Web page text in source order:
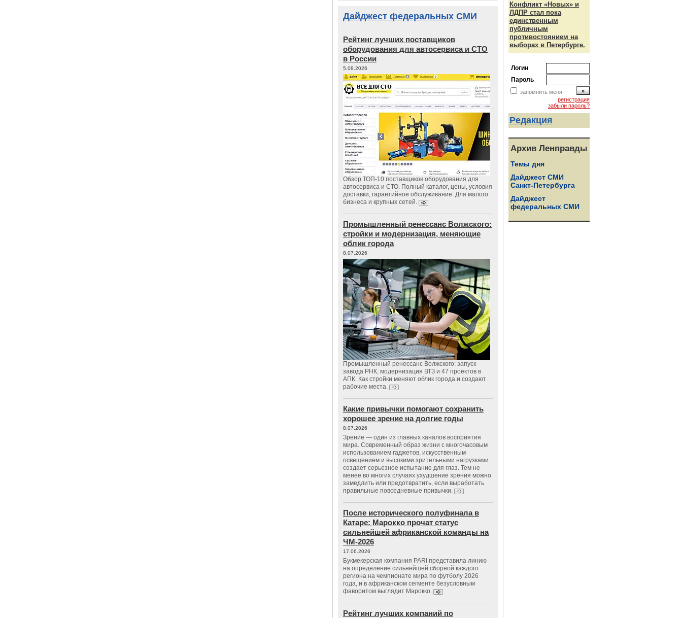
Дайджест федеральных СМИ
Рейтинг лучших поставщиков
оборудования для автосервиса и СТО
в России
5.08.2026
Обзор ТОП-10 поставщиков оборудования для
автосервиса и СТО. Полный каталог, цены, условия
доставки, гарантийное обслуживание. Для малого
бизнеса и крупных сетей.
Промышленный ренессанс Волжского:
стройки и модернизация, меняющие
облик города
8.07.2026
Промышленный ренессанс Волжского: запуск
завода РНК, модернизация ВТЗ и 47 проектов в
АПК. Как стройки меняют облик города и создают
рабочие места.
Какие привычки помогают сохранить
хорошее зрение на долгие годы
8.07.2026
Зрение — один из главных каналов восприятия
мира. Современный образ жизни с многочасовым
использованием гаджетов, искусственным
освещением и высокими зрительными нагрузками
создает серьезное испытание для глаз. Тем не
менее во многих случаях ухудшение зрения можно
замедлить или предотвратить, если выработать
правильные повседневные привычки.
После исторического полуфинала в
Катаре: Марокко прочат статус
сильнейшей африканской команды на
ЧМ-2026
17.06.2026
Букмекерская компания PARI представила линию
на определение сильнейшей сборной каждого
региона на чемпионате мира по футболу 2026
года, и в африканском сегменте безусловным
фаворитом выглядит Марокко.
Рейтинг лучших компаний по
Конфликт «Новых» и
ЛДПР стал пока
единственным
публичным
противостоянием на
выборах в Петербурге.
Логин
Пароль
запомнить меня
регистрация
забыли пароль?
Редакция
Архив Ленправды
Темы дня
Дайджест СМИ
Санкт-Петербурга
Дайджест
федеральных СМИ